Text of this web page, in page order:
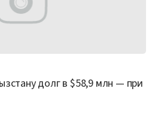
долг в $58,9 млн — при